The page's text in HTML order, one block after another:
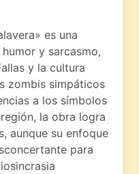
es una
y sarcasmo,
y la cultura
zombis simpáticos
a los símbolos
la obra logra
aunque su enfoque
para